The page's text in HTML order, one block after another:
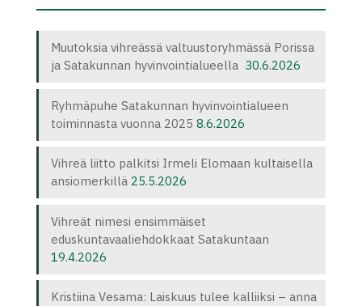
Muutoksia vihreässä valtuustoryhmässä Porissa
ja Satakunnan hyvinvointialueella 30.6.2026
Ryhmäpuhe Satakunnan hyvinvointialueen
toiminnasta vuonna 2025 8.6.2026
Vihreä liitto palkitsi Irmeli Elomaan kultaisella
ansiomerkillä 25.5.2026
Vihreät nimesi ensimmäiset
eduskuntavaaliehdokkaat Satakuntaan
19.4.2026
Kristiina Vesama: Laiskuus tulee kalliiksi – anna